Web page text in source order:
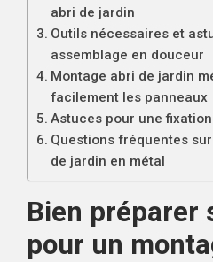
abri de jardin
Outils nécessaires et
assemblage en douceur
Montage abri de jardin
facilement les panneaux
Astuces pour une
Questions fréquentes
de jardin en métal
Bien préparer
pour un